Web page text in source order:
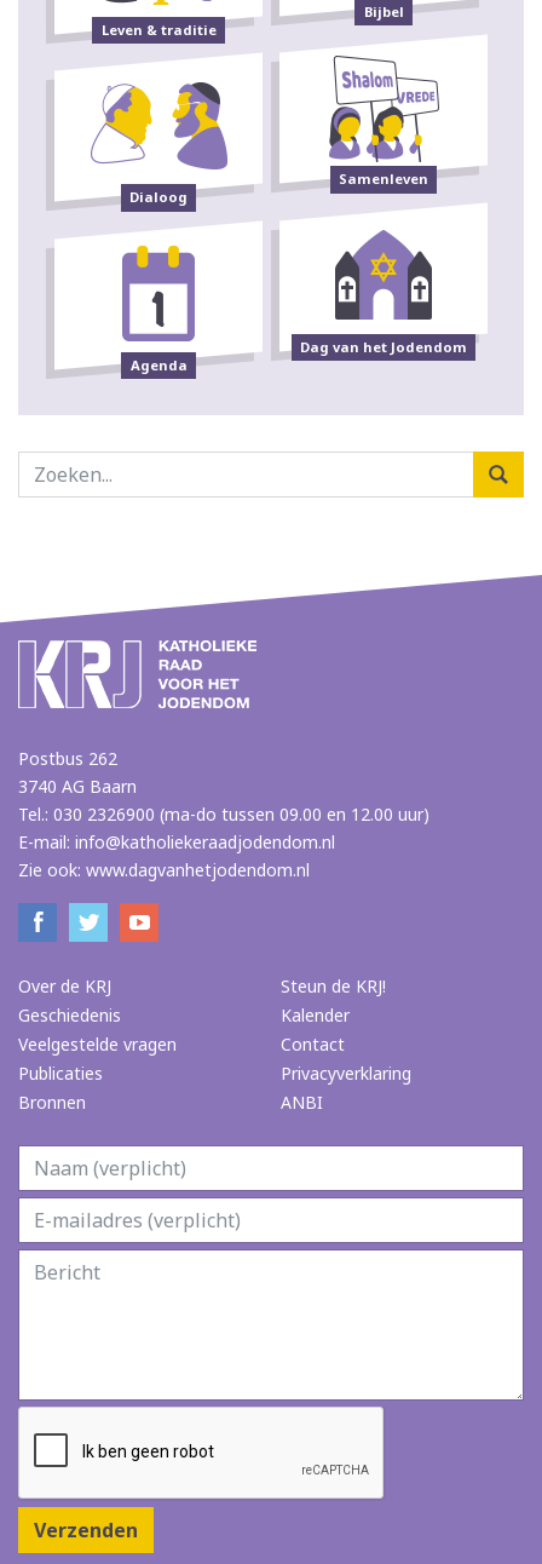
Leven & traditie
Bijbel
Dialoog
Samenleven
Agenda
Dag van het Jodendom
Postbus 262
3740 AG Baarn
Tel.: 030 2326900 (ma-do tussen 09.00 en 12.00 uur)
E-mail: info@katholiekeraadjodendom.nl
Zie ook: www.dagvanhetjodendom.nl
Over de KRJ
Geschiedenis
Veelgestelde vragen
Publicaties
Bronnen
Steun de KRJ!
Kalender
Contact
Privacyverklaring
ANBI
Verzenden